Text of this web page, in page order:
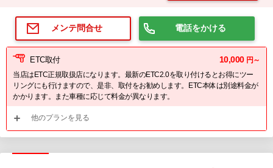
メンテ問合せ 電話をかける
ETC取付 10,000 円～
当店はETC正規取扱店になります。最新のETC2.0を取り付けるとお得にツー
リングにも行けますので、是非、取付をお勧めします。ETC本体は別途料金が
かかります。また車種に応じて料金が異なります。
他のプランを見る